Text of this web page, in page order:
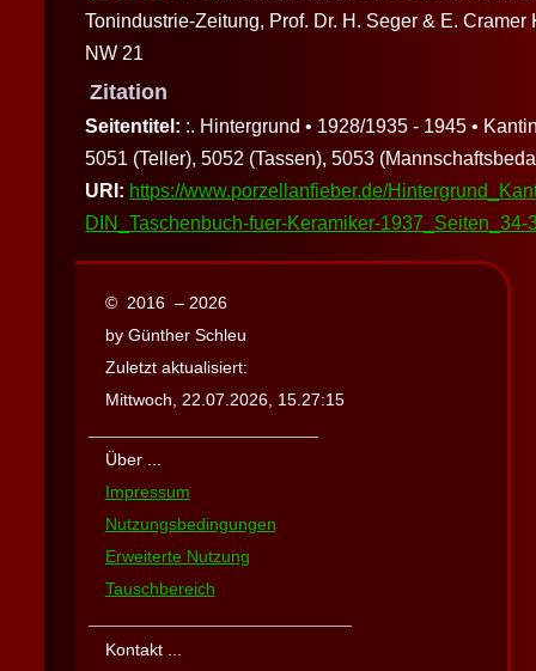
Tonindustrie-Zeitung, Prof. Dr. H. Seger & E. Cramer
NW 21
Zitation
Seitentitel: :. Hintergrund • 1928/1935 - 1945 •
5051 (Teller), 5052 (Tassen), 5053
URI: https://www.porzellanfieber.de/
DIN_Taschenbuch-fuer-Keramiker-1937_Seiten_34-
© 2016 – 2026
by Günther Schleu
Zuletzt aktualisiert:
Mittwoch, 22.07.2026, 15.27:15
Über ...
Impressum
Nutzungsbedingungen
Erweiterte Nutzung
Tauschbereich
Kontakt ...